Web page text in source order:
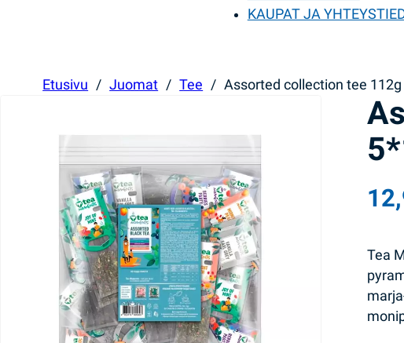
KAUPAT JA
Etusivu / Juomat / Tee / Assorted collection tee
Tea